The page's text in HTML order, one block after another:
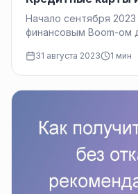
предложения от
года
Начало сентября
финансовым Boom-ом
представили…
31 августа 2023 1 мин